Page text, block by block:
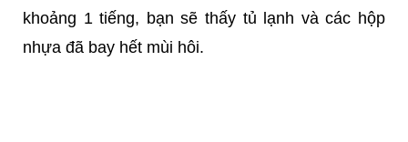
khoảng 1 tiếng, bạn sẽ thấy tủ lạnh và các hộp
nhựa đã bay hết mùi hôi.